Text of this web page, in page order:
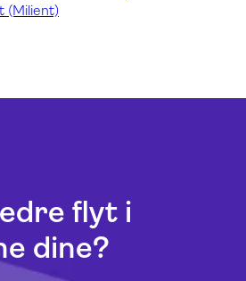
(Milient)
flyt i
dine?